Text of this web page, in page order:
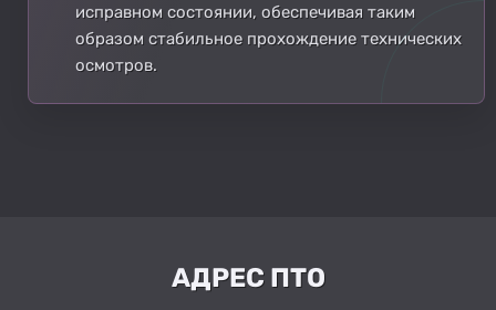
исправном состоянии, обеспечивая таким
образом стабильное прохождение технических
осмотров.
АДРЕС ПТО